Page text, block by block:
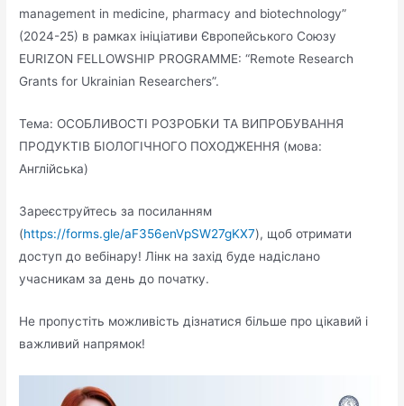
management in medicine, pharmacy and biotechnology”
(2024-25) в рамках ініціативи Європейського Союзу
EURIZON FELLOWSHIP PROGRAMME: “Remote Research
Grants for Ukrainian Researchers”.
Тема: ОСОБЛИВОСТІ РОЗРОБКИ ТА ВИПРОБУВАННЯ
ПРОДУКТІВ БІОЛОГІЧНОГО ПОХОДЖЕННЯ (мова:
Англійська)
Зареєструйтесь за посиланням
(https://forms.gle/aF356enVpSW27gKX7), щоб отримати
доступ до вебінару! Лінк на захід буде надіслано
учасникам за день до початку.
Не пропустіть можливість дізнатися більше про цікавий і
важливий напрямок!